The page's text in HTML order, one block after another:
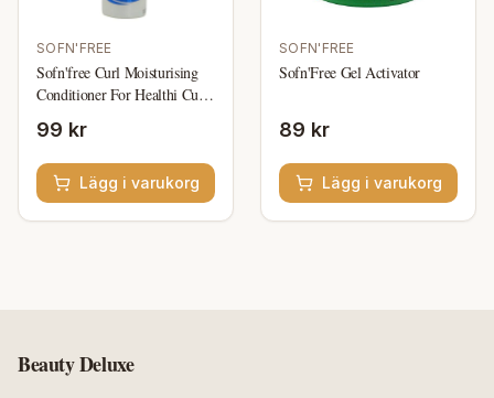
SOFN'FREE
Sofn'free Curl Moisturising
Conditioner For Healthi Curl
99 kr
Lägg i varukorg
SOFN'FREE
Sofn'Free Gel Activator
89 kr
Lägg i varukorg
Beauty Deluxe